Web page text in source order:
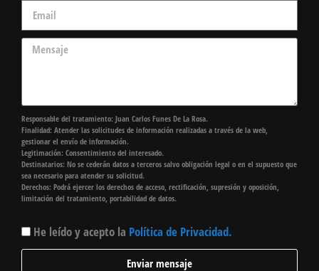
Responsable del tratamiento: Juan Carlos Funes De La Rosa.
Finalidad: Atender las solicitudes de información realizadas a través de la web,
gestionar el envío de información.
Legitimación: Consentimiento del interesado.
Destinatarios: No se cederán datos a terceros salvo obligación legal o en el supuesto que
sea necesario para atender su solicitud.
Derechos: Podrá ejercer los derechos de acceso, rectificación, supresión y oposición,
limitación del tratamiento, portabilidad de datos.
He leído y acepto la Política de Privacidad.
Enviar mensaje